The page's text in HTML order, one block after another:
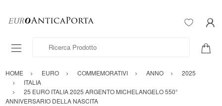
Ricerca Prodotto
HOME EURO COMMEMORATIVI ANNO
2025
ITALIA
25 EURO ITALIA 2025 ARGENTO MICHELANGELO 550°
ANNIVERSARIO DELLA NASCITA